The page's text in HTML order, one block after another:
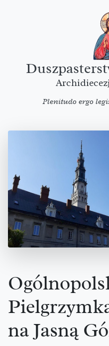
Plenitudo ergo
na Jasną